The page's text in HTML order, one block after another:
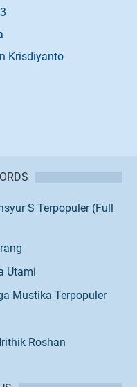
Krisdiyanto
S Terpopuler (Full
Utami
Mustika Terpopuler
Roshan